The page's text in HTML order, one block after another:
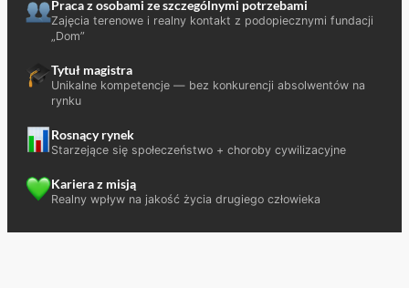
Praca z osobami ze szczególnymi potrzebami
Zajęcia terenowe i realny kontakt z podopiecznymi fundacji
„Dom”
Tytuł magistra
Unikalne kompetencje — bez konkurencji absolwentów na
rynku
Rosnący rynek
Starzejące się społeczeństwo + choroby cywilizacyjne
Kariera z misją
Realny wpływ na jakość życia drugiego człowieka